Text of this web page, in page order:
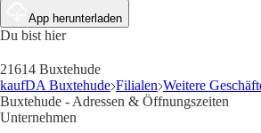
App herunterladen
Du bist hier
21614 Buxtehude
kaufDA Buxtehude Filialen Weitere
Buxtehude - Adressen & Öffnungszeiten
Unternehmen